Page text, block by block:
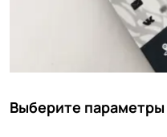
Выберите